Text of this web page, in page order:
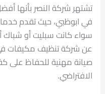
تشتهر شركة النصر بأنها
في ابوظبي، حيث تقدم
سواء كانت سبليت أو شباك
عن شركة تنظيف مكيفات
صيانة مهنية للحفاظ
الافتراضي.